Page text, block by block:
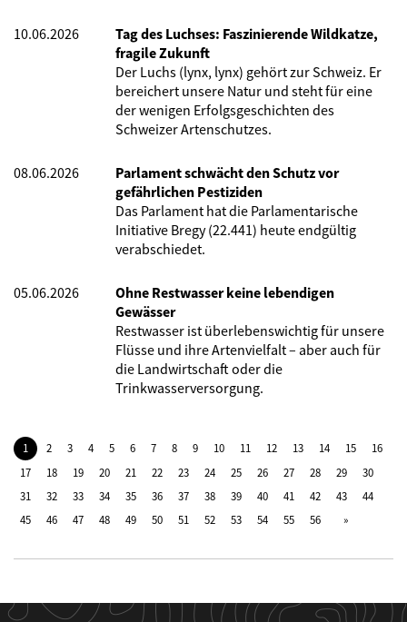
10.06.2026
Tag des Luchses: Faszinierende Wildkatze,
fragile Zukunft
Der Luchs (lynx, lynx) gehört zur Schweiz. Er
bereichert unsere Natur und steht für eine
der wenigen Erfolgsgeschichten des
Schweizer Artenschutzes.
08.06.2026
Parlament schwächt den Schutz vor
gefährlichen Pestiziden
Das Parlament hat die Parlamentarische
Initiative Bregy (22.441) heute endgültig
verabschiedet.
05.06.2026
Ohne Restwasser keine lebendigen
Gewässer
Restwasser ist überlebenswichtig für unsere
Flüsse und ihre Artenvielfalt – aber auch für
die Landwirtschaft oder die
Trinkwasserversorgung.
1 2 3 4 5 6 7 8 9 10 11 12 13 14 15
16
17
18 19 20 21 22 23 24 25 26 27 28 29
30
31
32 33 34 35 36 37 38 39 40 41 42 43
44
45
46 47 48 49 50 51 52 53 54 55 56